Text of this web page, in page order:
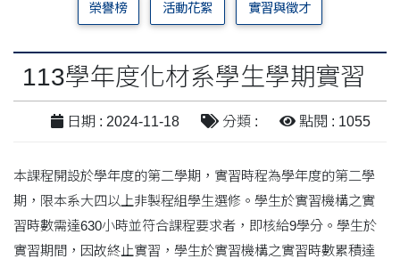
榮譽榜 活動花絮 實習與徵才
113學年度化材系學生學期實習
日期 : 2024-11-18 分類 : 點閱 : 1055
本課程開設於學年度的第二學期，實習時程為學年度的第二學
期，限本系大四以上非製程組學生選修。學生於實習機構之實
習時數需達630小時並符合課程要求者，即核給9學分。學生於
實習期間，因故終止實習，學生於實習機構之實習時數累積達